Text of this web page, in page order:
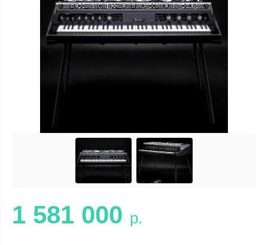
1 581 000 р.